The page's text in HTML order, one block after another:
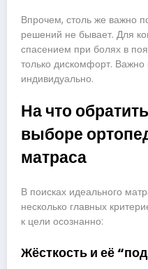
Впрочем, столь же важно
решений не бывает. Для
спасением при болях в
только дискомфорт. Важно
индивидуально.
На что
выборе
матраса
В поисках идеального
несколько главных
к цели осознанно:
Жёсткость и её